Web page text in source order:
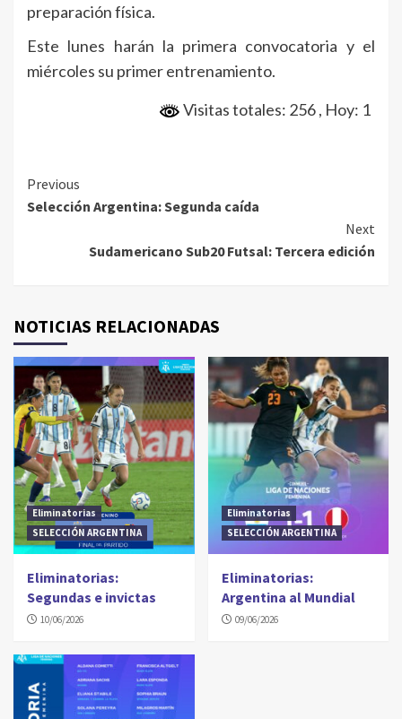
preparación física.
Este lunes harán la primera convocatoria y el
miércoles su primer entrenamiento.
Visitas totales: 256, Hoy: 1
Continue
Reading
Previous
Selección Argentina: Segunda caída
Next
Sudamericano Sub20 Futsal: Tercera edición
NOTICIAS RELACIONADAS
Eliminatorias
SELECCIÓN ARGENTINA
Eliminatorias:
Segundas e invictas
10/06/2026
Eliminatorias
SELECCIÓN ARGENTINA
Eliminatorias:
Argentina al Mundial
09/06/2026